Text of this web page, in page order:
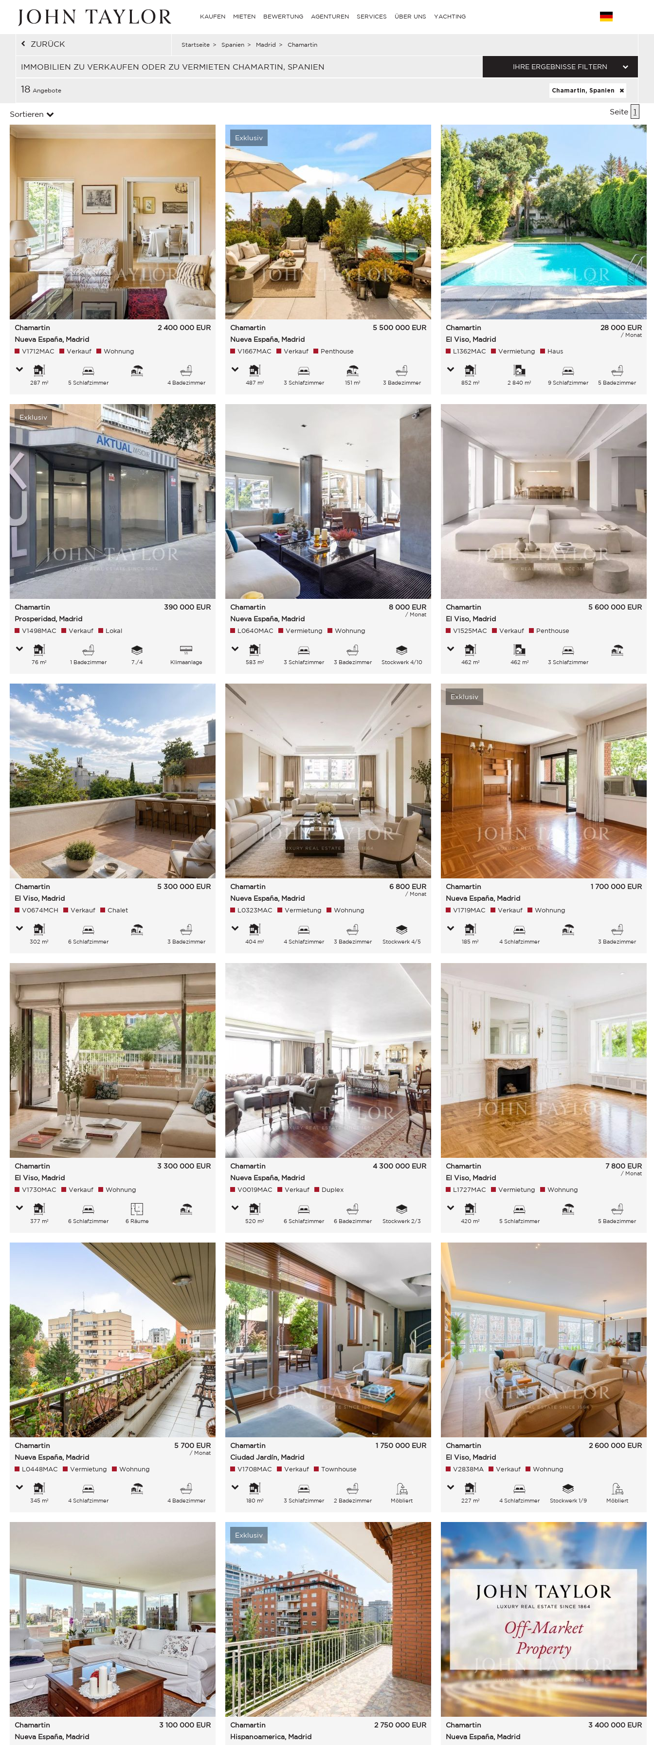
KAUFEN MIETEN BEWERTUNG AGENTUREN SERVICES ÜBER UNS YACHTING
ZURÜCK Startseite > Spanien > Madrid > Chamartin
IMMOBILIEN ZU VERKAUFEN ODER ZU VERMIETEN CHAMARTIN, SPANIEN IHRE ERGEBNISSE FILTERN
18 Angebote Chamartin, Spanien
Sortieren Seite 1
Chamartin
Nueva España, Madrid
2 400 000 EUR
V1712MAC Verkauf Wohnung
287 m² 5 Schlafzimmer 4 Badezimmer
Exklusiv
Chamartin
Nueva España, Madrid
5 500 000 EUR
V1667MAC Verkauf Penthouse
487 m² 3 Schlafzimmer 151 m² 3 Badezimmer
Chamartin
El Viso, Madrid
28 000 EUR
/ Monat
L1362MAC Vermietung Haus
852 m² 2 840 m² 9 Schlafzimmer 5 Badezimmer
Exklusiv
Chamartin
Prosperidad, Madrid
390 000 EUR
V1498MAC Verkauf Lokal
76 m² 1 Badezimmer 7./4 Klimaanlage
Chamartin
Nueva España, Madrid
8 000 EUR
/ Monat
L0640MAC Vermietung Wohnung
583 m² 3 Schlafzimmer 3 Badezimmer Stockwerk 4/10
Chamartin
El Viso, Madrid
5 600 000 EUR
V1525MAC Verkauf Penthouse
462 m² 462 m² 3 Schlafzimmer
Chamartin
El Viso, Madrid
5 300 000 EUR
V0674MCH Verkauf Chalet
302 m² 6 Schlafzimmer 3 Badezimmer
Chamartin
Nueva España, Madrid
6 800 EUR
/ Monat
L0323MAC Vermietung Wohnung
404 m² 4 Schlafzimmer 3 Badezimmer Stockwerk 4/5
Exklusiv
Chamartin
Nueva España, Madrid
1 700 000 EUR
V1719MAC Verkauf Wohnung
185 m² 4 Schlafzimmer 3 Badezimmer
Chamartin
El Viso, Madrid
3 300 000 EUR
V1730MAC Verkauf Wohnung
377 m² 6 Schlafzimmer 6 Räume
Chamartin
Nueva España, Madrid
4 300 000 EUR
V0019MAC Verkauf Duplex
520 m² 6 Schlafzimmer 6 Badezimmer Stockwerk 2/3
Chamartin
El Viso, Madrid
7 800 EUR
/ Monat
L1727MAC Vermietung Wohnung
420 m² 5 Schlafzimmer 5 Badezimmer
Chamartin
Nueva España, Madrid
5 700 EUR
/ Monat
L0448MAC Vermietung Wohnung
345 m² 4 Schlafzimmer 4 Badezimmer
Chamartin
Ciudad Jardín, Madrid
1 750 000 EUR
V1708MAC Verkauf Townhouse
180 m² 3 Schlafzimmer 2 Badezimmer Möbliert
Chamartin
El Viso, Madrid
2 600 000 EUR
V2838MA Verkauf Wohnung
227 m² 4 Schlafzimmer Stockwerk 1/9 Möbliert
Chamartin
Nueva España, Madrid
3 100 000 EUR
Exklusiv
Chamartin
Hispanoamerica, Madrid
2 750 000 EUR
Chamartin
Nueva España, Madrid
3 400 000 EUR